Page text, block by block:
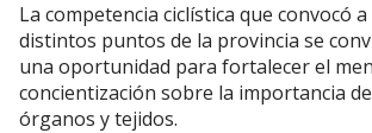
La competencia ciclística que convocó
distintos puntos de la provincia se
una oportunidad para fortalecer el
concientización sobre la importancia
órganos y tejidos.